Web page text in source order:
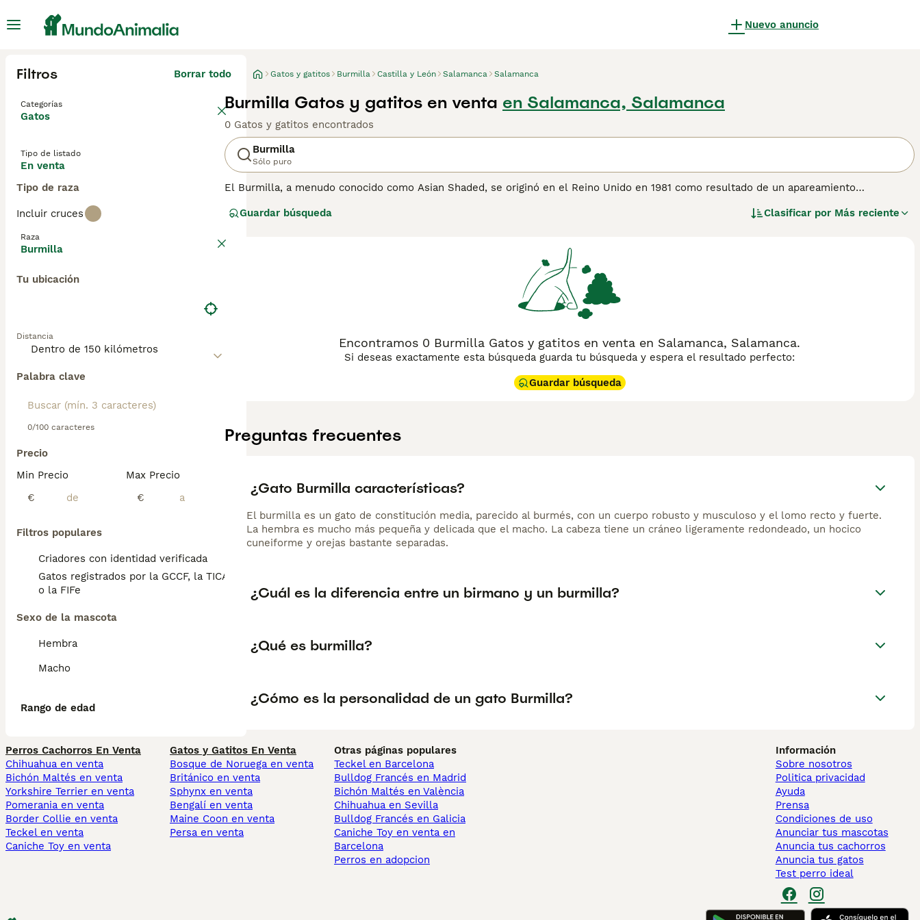
Nuevo anuncio
Filtros Borrar todo
Categorías
Gatos
Tipo de listado
En venta
Tipo de raza
Incluir cruces
Raza
Burmilla
Tu ubicación
Distancia
Palabra clave
0/100 caracteres
Precio
Min Precio
€
Max Precio
€
Filtros populares
Criadores con identidad verificada
Gatos registrados por la GCCF, la TICA
o la FIFe
Sexo de la mascota
Hembra
Macho
Rango de edad
Gatos y gatitos Burmilla Castilla y León Salamanca Salamanca
Burmilla Gatos y gatitos en venta en Salamanca, Salamanca
0 Gatos y gatitos encontrados
Burmilla
Sólo puro
El Burmilla, a menudo conocido como Asian Shaded, se originó en el Reino Unido en 1981 como resultado de un apareamiento
(es decir, Burmilla + Burmilla solo producirá descendencia Burmilla), también es la raza fundadora del grupo general de gatos al que el
de pelaje que no es Burmés. Este grupo de gatos estrechamente relacionado con otros gatos con pedigrí también incluye el Asian Self, el
Asian Smoke, el Asian Tabby, el Bombay y el Tiffanie (una variedad asiática de pelo largo). La descendencia del cruce de padres Burmés y
Persian Chinchilla produce invariablemente esta descendencia plateada de pelo corto que lleva dos genes recesivos: el gen "propio"
heredado del Burmés y el "pelo largo", gen heredado del Persian Chinchilla. Curiosamente, el Grupo Asiático fue la primera raza de gatos
con pedigrí en el Reino Unido en incluir un buen temperamento como parte de su estándar de puntos.
Guardar búsqueda Clasificar por Más reciente
Encontramos 0 Burmilla Gatos y gatitos en venta en Salamanca, Salamanca.
Si deseas exactamente esta búsqueda guarda tu búsqueda y espera el resultado perfecto:
Guardar búsqueda
Preguntas frecuentes
¿Gato Burmilla características?
El burmilla es un gato de constitución media, parecido al burmés, con un cuerpo robusto y musculoso y el lomo recto y fuerte.
La hembra es mucho más pequeña y delicada que el macho. La cabeza tiene un cráneo ligeramente redondeado, un hocico
cuneiforme y orejas bastante separadas.
¿Cuál es la diferencia entre un birmano y un burmilla?
¿Qué es burmilla?
¿Cómo es la personalidad de un gato Burmilla?
Perros Cachorros En Venta
Chihuahua en venta
Bichón Maltés en venta
Yorkshire Terrier en venta
Pomerania en venta
Border Collie en venta
Teckel en venta
Caniche Toy en venta
Gatos y Gatitos En Venta
Bosque de Noruega en venta
Británico en venta
Sphynx en venta
Bengalí en venta
Maine Coon en venta
Persa en venta
Otras páginas populares
Teckel en Barcelona
Bulldog Francés en Madrid
Bichón Maltés en València
Chihuahua en Sevilla
Bulldog Francés en Galicia
Caniche Toy en venta en
Barcelona
Perros en adopcion
Información
Sobre nosotros
Politica privacidad
Ayuda
Prensa
Condiciones de uso
Anunciar tus mascotas
Anuncia tus cachorros
Anuncia tus gatos
Test perro ideal